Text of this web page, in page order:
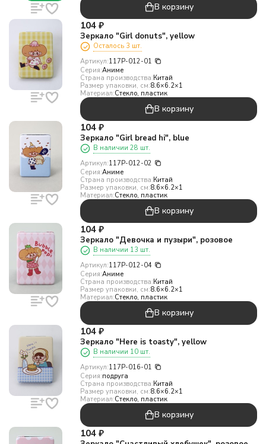
В корзину
104 ₽
Зеркало "Girl donuts", yellow
Осталось 3 шт.
Артикул:117P-012-01
Серия:Аниме
Страна производства:Китай
Размер упаковки, см:8.6×6.2×1
Материал:Стекло, пластик
В корзину
104 ₽
Зеркало "Girl bread hi", blue
В наличии 28 шт.
Артикул:117P-012-02
Серия:Аниме
Страна производства:Китай
Размер упаковки, см:8.6×6.2×1
Материал:Стекло, пластик
В корзину
104 ₽
Зеркало "Девочка и пузыри", розовое
В наличии 13 шт.
Артикул:117P-012-04
Серия:Аниме
Страна производства:Китай
Размер упаковки, см:8.6×6.2×1
Материал:Стекло, пластик
В корзину
104 ₽
Зеркало "Here is toasty", yellow
В наличии 10 шт.
Артикул:117P-016-01
Серия:подруга
Страна производства:Китай
Размер упаковки, см:8.6×6.2×1
Материал:Стекло, пластик
В корзину
104 ₽